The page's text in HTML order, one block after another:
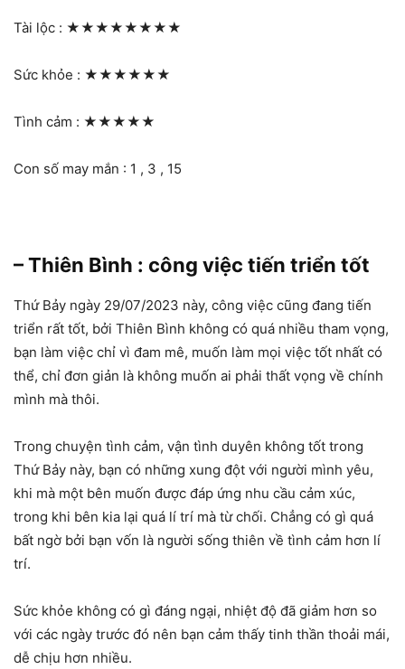
Tài lộc : ★★★★★★★★
Sức khỏe : ★★★★★★
Tình cảm : ★★★★★
Con số may mắn : 1 , 3 , 15
– Thiên Bình : công việc tiến triển tốt
Thứ Bảy ngày 29/07/2023 này, công việc cũng đang tiến
triển rất tốt, bởi Thiên Bình không có quá nhiều tham vọng,
bạn làm việc chỉ vì đam mê, muốn làm mọi việc tốt nhất có
thể, chỉ đơn giản là không muốn ai phải thất vọng về chính
mình mà thôi.
Trong chuyện tình cảm, vận tình duyên không tốt trong
Thứ Bảy này, bạn có những xung đột với người mình yêu,
khi mà một bên muốn được đáp ứng nhu cầu cảm xúc,
trong khi bên kia lại quá lí trí mà từ chối. Chẳng có gì quá
bất ngờ bởi bạn vốn là người sống thiên về tình cảm hơn lí
trí.
Sức khỏe không có gì đáng ngại, nhiệt độ đã giảm hơn so
với các ngày trước đó nên bạn cảm thấy tinh thần thoải mái,
dễ chịu hơn nhiều.